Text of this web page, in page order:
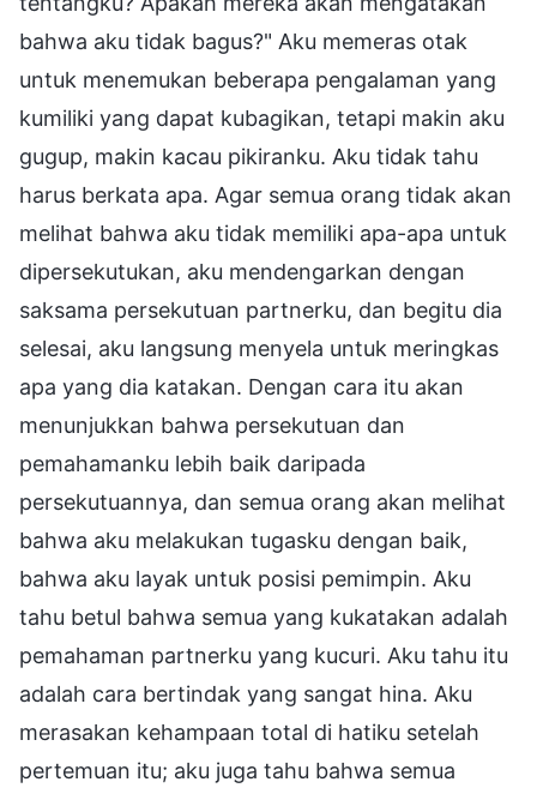
bahwa aku tidak bagus?" Aku memeras otak
untuk menemukan beberapa pengalaman yang
kumiliki yang dapat kubagikan, tetapi makin aku
gugup, makin kacau pikiranku. Aku tidak tahu
harus berkata apa. Agar semua orang tidak akan
melihat bahwa aku tidak memiliki apa-apa untuk
dipersekutukan, aku mendengarkan dengan
saksama persekutuan partnerku, dan begitu dia
selesai, aku langsung menyela untuk meringkas
apa yang dia katakan. Dengan cara itu akan
menunjukkan bahwa persekutuan dan
pemahamanku lebih baik daripada
persekutuannya, dan semua orang akan melihat
bahwa aku melakukan tugasku dengan baik,
bahwa aku layak untuk posisi pemimpin. Aku
tahu betul bahwa semua yang kukatakan adalah
pemahaman partnerku yang kucuri. Aku tahu itu
adalah cara bertindak yang sangat hina. Aku
merasakan kehampaan total di hatiku setelah
pertemuan itu; aku juga tahu bahwa semua